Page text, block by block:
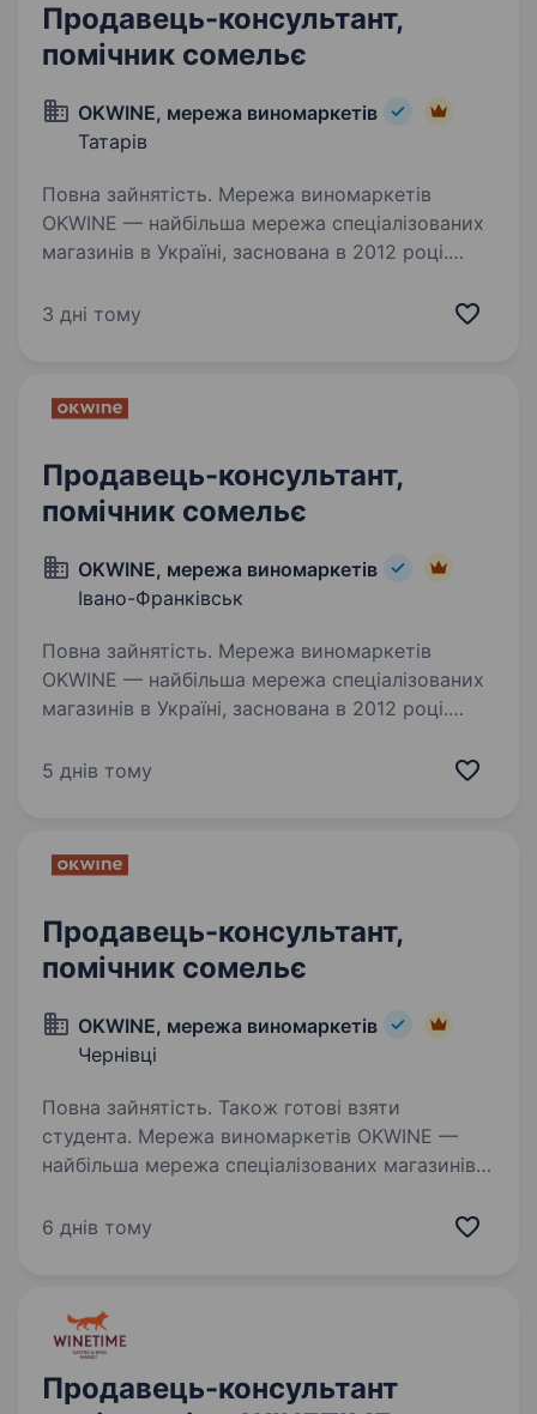
Продавець-консультант,
помічник сомельє
OKWINE, мережа виномаркетів
Татарів
Повна зайнятість. Мережа виномаркетів
OKWINE — найбільша мережа спеціалізованих
магазинів в Україні, заснована в 2012 році.
частіш за все настільки, що і в капцях
3 дні тому
Продавець-консультант,
помічник сомельє
OKWINE, мережа виномаркетів
Івано-Франківськ
Повна зайнятість. Мережа виномаркетів
OKWINE — найбільша мережа спеціалізованих
магазинів в Україні, заснована в 2012 році.
частіш за все настільки, що і в капцях
5 днів тому
Продавець-консультант,
помічник сомельє
OKWINE, мережа виномаркетів
Чернівці
Повна зайнятість. Також готові взяти
студента. Мережа виномаркетів OKWINE —
найбільша мережа спеціалізованих магазинів
це коли зручно, бо біля дому та, частіш за все
6 днів тому
Продавець-консультант